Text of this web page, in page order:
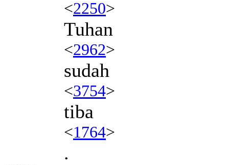
<2250>
Tuhan
<2962>
sudah
<3754>
tiba
<1764>
.